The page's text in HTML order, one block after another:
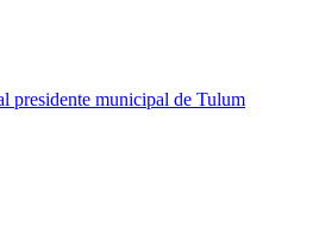
presidente municipal de Tulum